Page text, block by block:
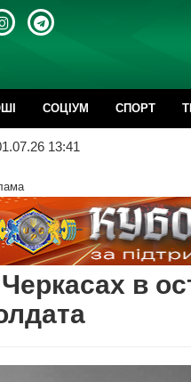
CОЦІУМ СПОРТ
13:41
в